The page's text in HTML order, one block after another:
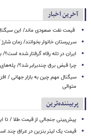
آخرین اخبار
قیمت نفت صعودی ماند/ این
سرپرستان خانوار بخوانند/ زمان
ایران در تله رفاه گرفتار شده
چرا قبض برق چندبرابر شد؟/
سیگنال‌ مهم چین به بازار جهانی /
متوالی
پربیننده‌ترین
پیش‌بینی جنجالی از قیمت طلا / تا
قیمت یک لیتر بنزین در عراق چند